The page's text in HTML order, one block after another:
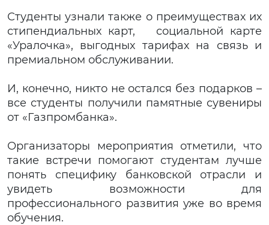
Студенты узнали также о преимуществах их
стипендиальных карт, социальной карте
«Уралочка», выгодных тарифах на связь и
премиальном обслуживании.
И, конечно, никто не остался без подарков –
все студенты получили памятные сувениры
от «Газпромбанка».
Организаторы мероприятия отметили, что
такие встречи помогают студентам лучше
понять специфику банковской отрасли и
увидеть возможности для
профессионального развития уже во время
обучения.